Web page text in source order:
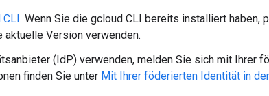
Wenn Sie die gcloud CLI bereits installiert haben,
aktuelle Version verwenden.
(IdP) verwenden, melden Sie sich mit Ihrer
finden Sie unter Mit Ihrer föderierten Identität in